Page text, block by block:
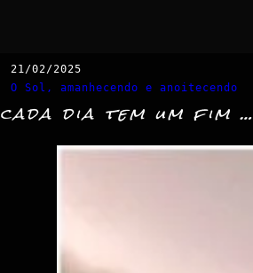
21/02/2025
O Sol, amanhecendo e anoitecendo
cada dia tem um fim …